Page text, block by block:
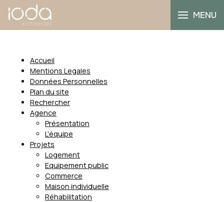
MENU
Accueil
Mentions Legales
Données Personnelles
Plan du site
Rechercher
Agence
Présentation
L'équipe
Projets
Logement
Equipement public
Commerce
Maison individuelle
Réhabilitation